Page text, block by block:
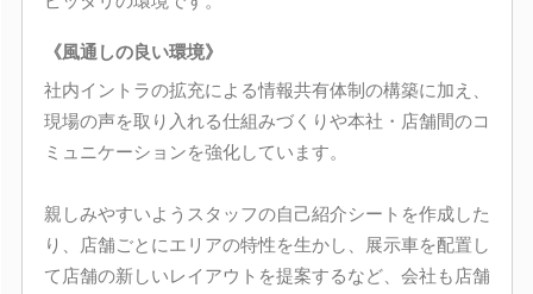
《風通しの良い環境》
社内イントラの拡充による情報共有体制の構築に加え、
現場の声を取り入れる仕組みづくりや本社・店舗間のコ
ミュニケーションを強化しています。
親しみやすいようスタッフの自己紹介シートを作成した
り、店舗ごとにエリアの特性を生かし、展示車を配置し
て店舗の新しいレイアウトを提案するなど、会社も店舗